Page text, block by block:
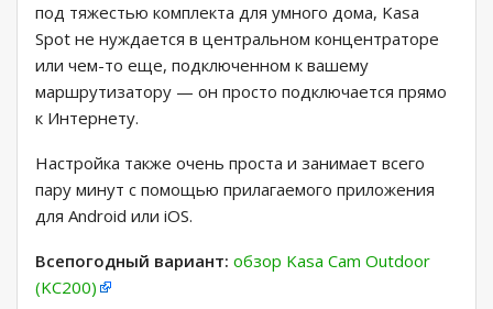
под тяжестью комплекта для умного дома, Kasa
Spot не нуждается в центральном концентраторе
или чем-то еще, подключенном к вашему
маршрутизатору — он просто подключается прямо
к Интернету.
Настройка также очень проста и занимает всего
пару минут с помощью прилагаемого приложения
для Android или iOS.
Всепогодный вариант: обзор Kasa Cam Outdoor
(KC200)